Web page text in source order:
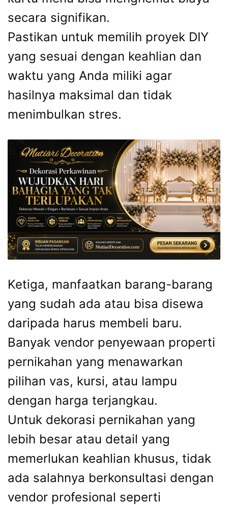
secara signifikan.
Pastikan untuk memilih proyek DIY
yang sesuai dengan keahlian dan
waktu yang Anda miliki agar
hasilnya maksimal dan tidak
menimbulkan stres.
Ketiga, manfaatkan barang-barang
yang sudah ada atau bisa disewa
daripada harus membeli baru.
Banyak vendor penyewaan properti
pernikahan yang menawarkan
pilihan vas, kursi, atau lampu
dengan harga terjangkau.
Untuk dekorasi pernikahan yang
lebih besar atau detail yang
memerlukan keahlian khusus, tidak
ada salahnya berkonsultasi dengan
vendor profesional seperti